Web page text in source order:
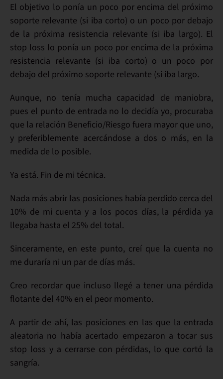
El objetivo lo ponía un poco por encima del próximo
soporte relevante (si iba corto) o un poco por debajo
de la próxima resistencia relevante (si iba largo). El
stop loss lo ponía un poco por encima de la próxima
resistencia relevante (si iba corto) o un poco por
debajo del próximo soporte relevante (si iba largo.
Aunque, no tenía mucha capacidad de maniobra,
pues el punto de entrada no lo decidía yo, procuraba
que la relación Beneficio/Riesgo fuera mayor que uno,
y preferiblemente acercándose a dos o más, en la
medida de lo posible.
Ya está. Fin de mi técnica.
Nada más abrir las posiciones había perdido cerca del
10% de mi cuenta y a los pocos días, la pérdida ya
llegaba hasta el 25% del total.
Sinceramente, en este punto, creí que la cuenta no
me duraría ni un par de días más.
Creo recordar que incluso llegé a tener una pérdida
flotante del 40% en el peor momento.
A partir de ahí, las posiciones en las que la entrada
aleatoria no había acertado empezaron a tocar sus
stop loss y a cerrarse con pérdidas, lo que cortó la
sangría.